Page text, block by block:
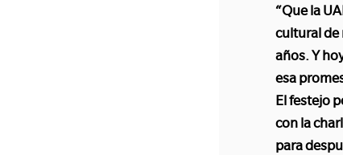
“Que la
cultural de
años. Y
esa
El festejo
con la
para